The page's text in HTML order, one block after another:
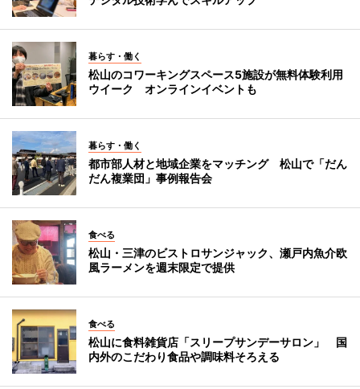
暮らす・働く
松山のコワーキングスペース5施設が無料体験利用
ウイーク オンラインイベントも
暮らす・働く
都市部人材と地域企業をマッチング 松山で「だん
だん複業団」事例報告会
食べる
松山・三津のビストロサンジャック、瀬戸内魚介欧
風ラーメンを週末限定で提供
食べる
松山に食料雑貨店「スリープサンデーサロン」 国
内外のこだわり食品や調味料そろえる